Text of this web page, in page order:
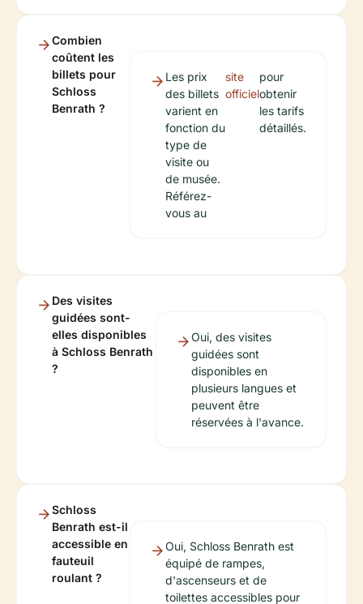
Combien
coûtent les
billets pour
Schloss
Benrath ?
Les prix
des billets
varient en
fonction du
type de
visite ou
de musée.
Référez-
vous au
site
officiel
pour
obtenir
les tarifs
détaillés.
Des visites
guidées sont-
elles disponibles
à Schloss Benrath
?
Oui, des visites
guidées sont
disponibles en
plusieurs langues et
peuvent être
réservées à l'avance.
Schloss
Benrath est-il
accessible en
fauteuil
roulant ?
Oui, Schloss Benrath est
équipé de rampes,
d'ascenseurs et de
toilettes accessibles pour